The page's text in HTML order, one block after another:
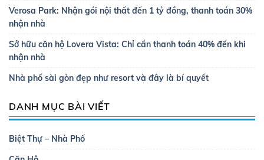
Verosa Park: Nhận gói nội thất đến 1 tỷ đồng, thanh toán 30%
nhận nhà
Sở hữu căn hộ Lovera Vista: Chỉ cần thanh toán 40% đến khi
nhận nhà
Nhà phố sài gòn đẹp như resort và đây là bí quyết
DANH MỤC BÀI VIẾT
Biệt Thự – Nhà Phố